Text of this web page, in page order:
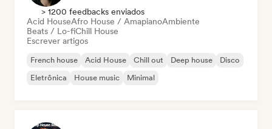
> 1200 feedbacks enviados
Acid HouseAfro House / AmapianoAmbiente
Beats / Lo-fiChill House
Escrever artigos
French house Acid House Chill out Deep house
Disco
Eletrônica
House music Minimal